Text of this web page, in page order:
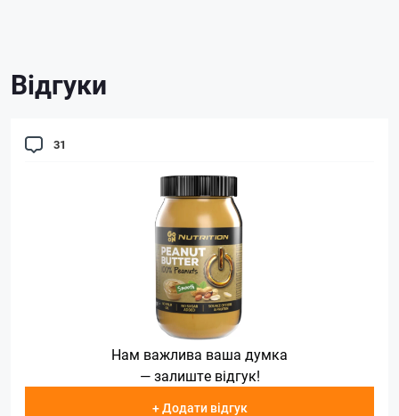
Відгуки
31
Нам важлива ваша думка
— залиште відгук!
+ Додати відгук